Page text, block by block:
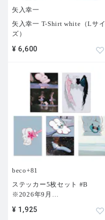
矢入幸一
矢入幸一 T-Shirt white（Lサイ
ズ）
¥ 6,600
beco+81
ステッカー5枚セット #B
※2026年9月 …
¥ 1,925